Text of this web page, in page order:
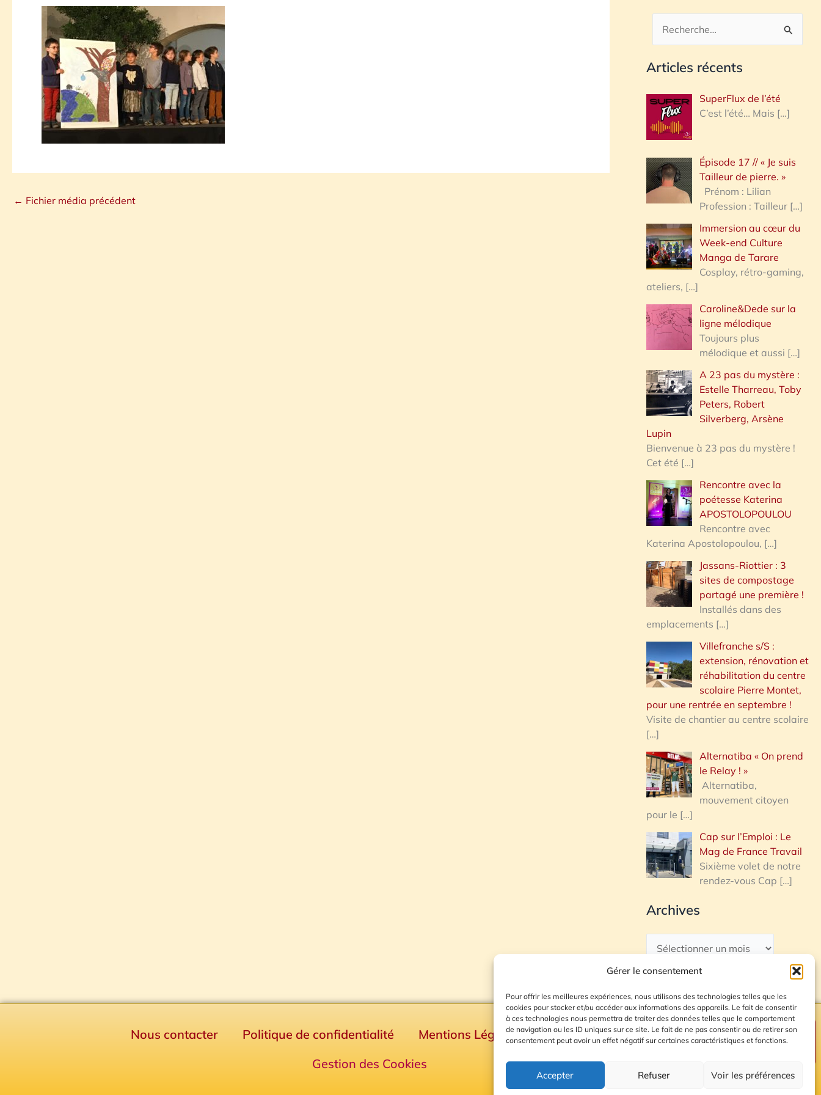
Gérer le consentement
Pour offrir les meilleures expériences, nous utilisons des technologies telles que les
cookies pour stocker et/ou accéder aux informations des appareils. Le fait de consentir
à ces technologies nous permettra de traiter des données telles que le comportement
de navigation ou les ID uniques sur ce site. Le fait de ne pas consentir ou de retirer son
consentement peut avoir un effet négatif sur certaines caractéristiques et fonctions.
Accepter Refuser Voir les préférences
← Fichier média précédent
c
h
r
h
e
:
Articles récents
SuperFlux de l’été
C’est l’été… Mais […]
Épisode 17 // « Je suis
Tailleur de pierre. »
Prénom : Lilian
Profession : Tailleur […]
Immersion au cœur du
Week-end Culture
Manga de Tarare
Cosplay, rétro-gaming,
ateliers, […]
Caroline&Dede sur la
ligne mélodique
Toujours plus
mélodique et aussi […]
A 23 pas du mystère :
Estelle Tharreau, Toby
Peters, Robert
Silverberg, Arsène
Lupin
Bienvenue à 23 pas du mystère !
Cet été […]
Rencontre avec la
poétesse Katerina
APOSTOLOPOULOU
Rencontre avec
Katerina Apostolopoulou, […]
Jassans-Riottier : 3
sites de compostage
partagé une première !
Installés dans des
emplacements […]
Villefranche s/S :
extension, rénovation et
réhabilitation du centre
scolaire Pierre Montet,
pour une rentrée en septembre !
Visite de chantier au centre scolaire
[…]
Alternatiba « On prend
le Relay ! »
Alternatiba,
mouvement citoyen
pour le […]
Cap sur l’Emploi : Le
Mag de France Travail
Sixième volet de notre
rendez-vous Cap […]
Archives
Nous contacter Politique de confidentialité Mentions Légales
Plan du site
Gestion des Cookies